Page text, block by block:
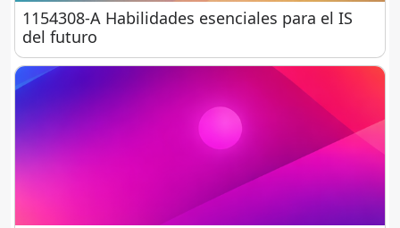
1154308-A Habilidades esenciales para el IS del
1154308-A Habilidades esenciales para el IS
del futuro